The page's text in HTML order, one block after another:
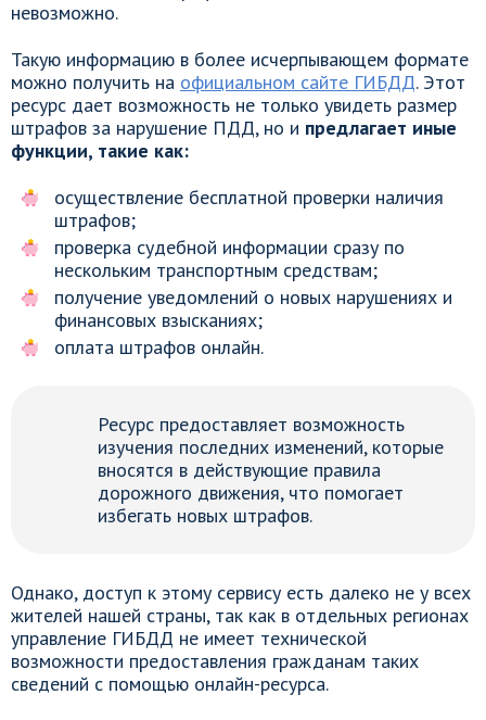
невозможно.
Такую информацию в более исчерпывающем формате
можно получить на официальном сайте ГИБДД. Этот
ресурс дает возможность не только увидеть размер
штрафов за нарушение ПДД, но и предлагает иные
функции, такие как:
осуществление бесплатной проверки наличия
штрафов;
проверка судебной информации сразу по
нескольким транспортным средствам;
получение уведомлений о новых нарушениях и
финансовых взысканиях;
оплата штрафов онлайн.
Ресурс предоставляет возможность
изучения последних изменений, которые
вносятся в действующие правила
дорожного движения, что помогает
избегать новых штрафов.
Однако, доступ к этому сервису есть далеко не у всех
жителей нашей страны, так как в отдельных регионах
управление ГИБДД не имеет технической
возможности предоставления гражданам таких
сведений с помощью онлайн-ресурса.